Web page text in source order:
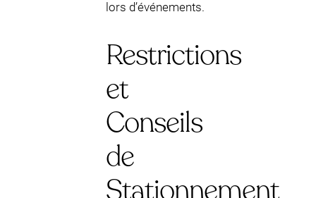
lors d’événements.
Restrictions
et
Conseils
de